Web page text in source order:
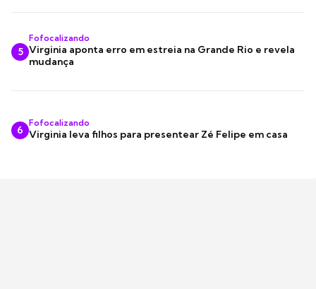
5
Fofocalizando
Virginia aponta erro em estreia na Grande Rio e revela
mudança
6
Fofocalizando
Virginia leva filhos para presentear Zé Felipe em casa